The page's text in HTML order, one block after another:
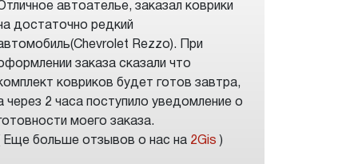
автоателье, заказал коврики
достаточно редкий
Rezzo). При
заказа сказали что
ковриков будет готов завтра,
через 2 часа поступило уведомление о
моего заказа.
Еще больше отзывов о нас на 2Gis )